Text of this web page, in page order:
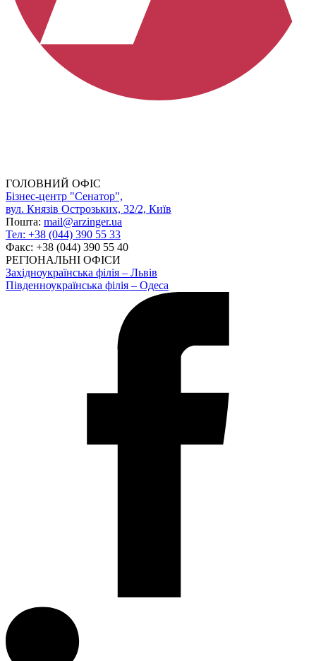
ГОЛОВНИЙ ОФІС
Бізнес-центр "Сенатор",
вул. Князів Острозьких, 32/2, Київ
Пошта: mail@arzinger.ua
Тел: +38 (044) 390 55 33
Факс: +38 (044) 390 55 40
РЕГІОНАЛЬНІ ОФІСИ
Західноукраїнська філія – Львів
Південноукраїнська філія – Одеса